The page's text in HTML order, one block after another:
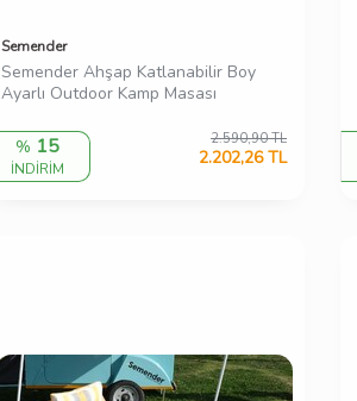
Semender
Semender Ahşap Katlanabilir Boy
Ayarlı Outdoor Kamp Masası
% 15
İNDİRİM
2.590,90TL
2.202,26TL